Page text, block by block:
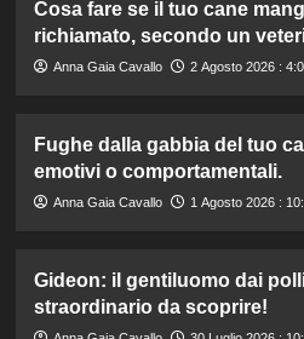
Cosa fare se il tuo cane
richiamato, secondo un
Anna Gaia Cavallo 2 Agosto 2026 :
Fughe dalla gabbia del tuo
emotivi o comportamentali.
Anna Gaia Cavallo 1 Agosto 2026 :
Gideon: il gentiluomo dai
straordinario da scoprire!